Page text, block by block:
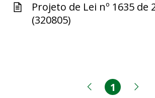
Projeto de Lei nº 1635 de
(320805)
Página
Página
1